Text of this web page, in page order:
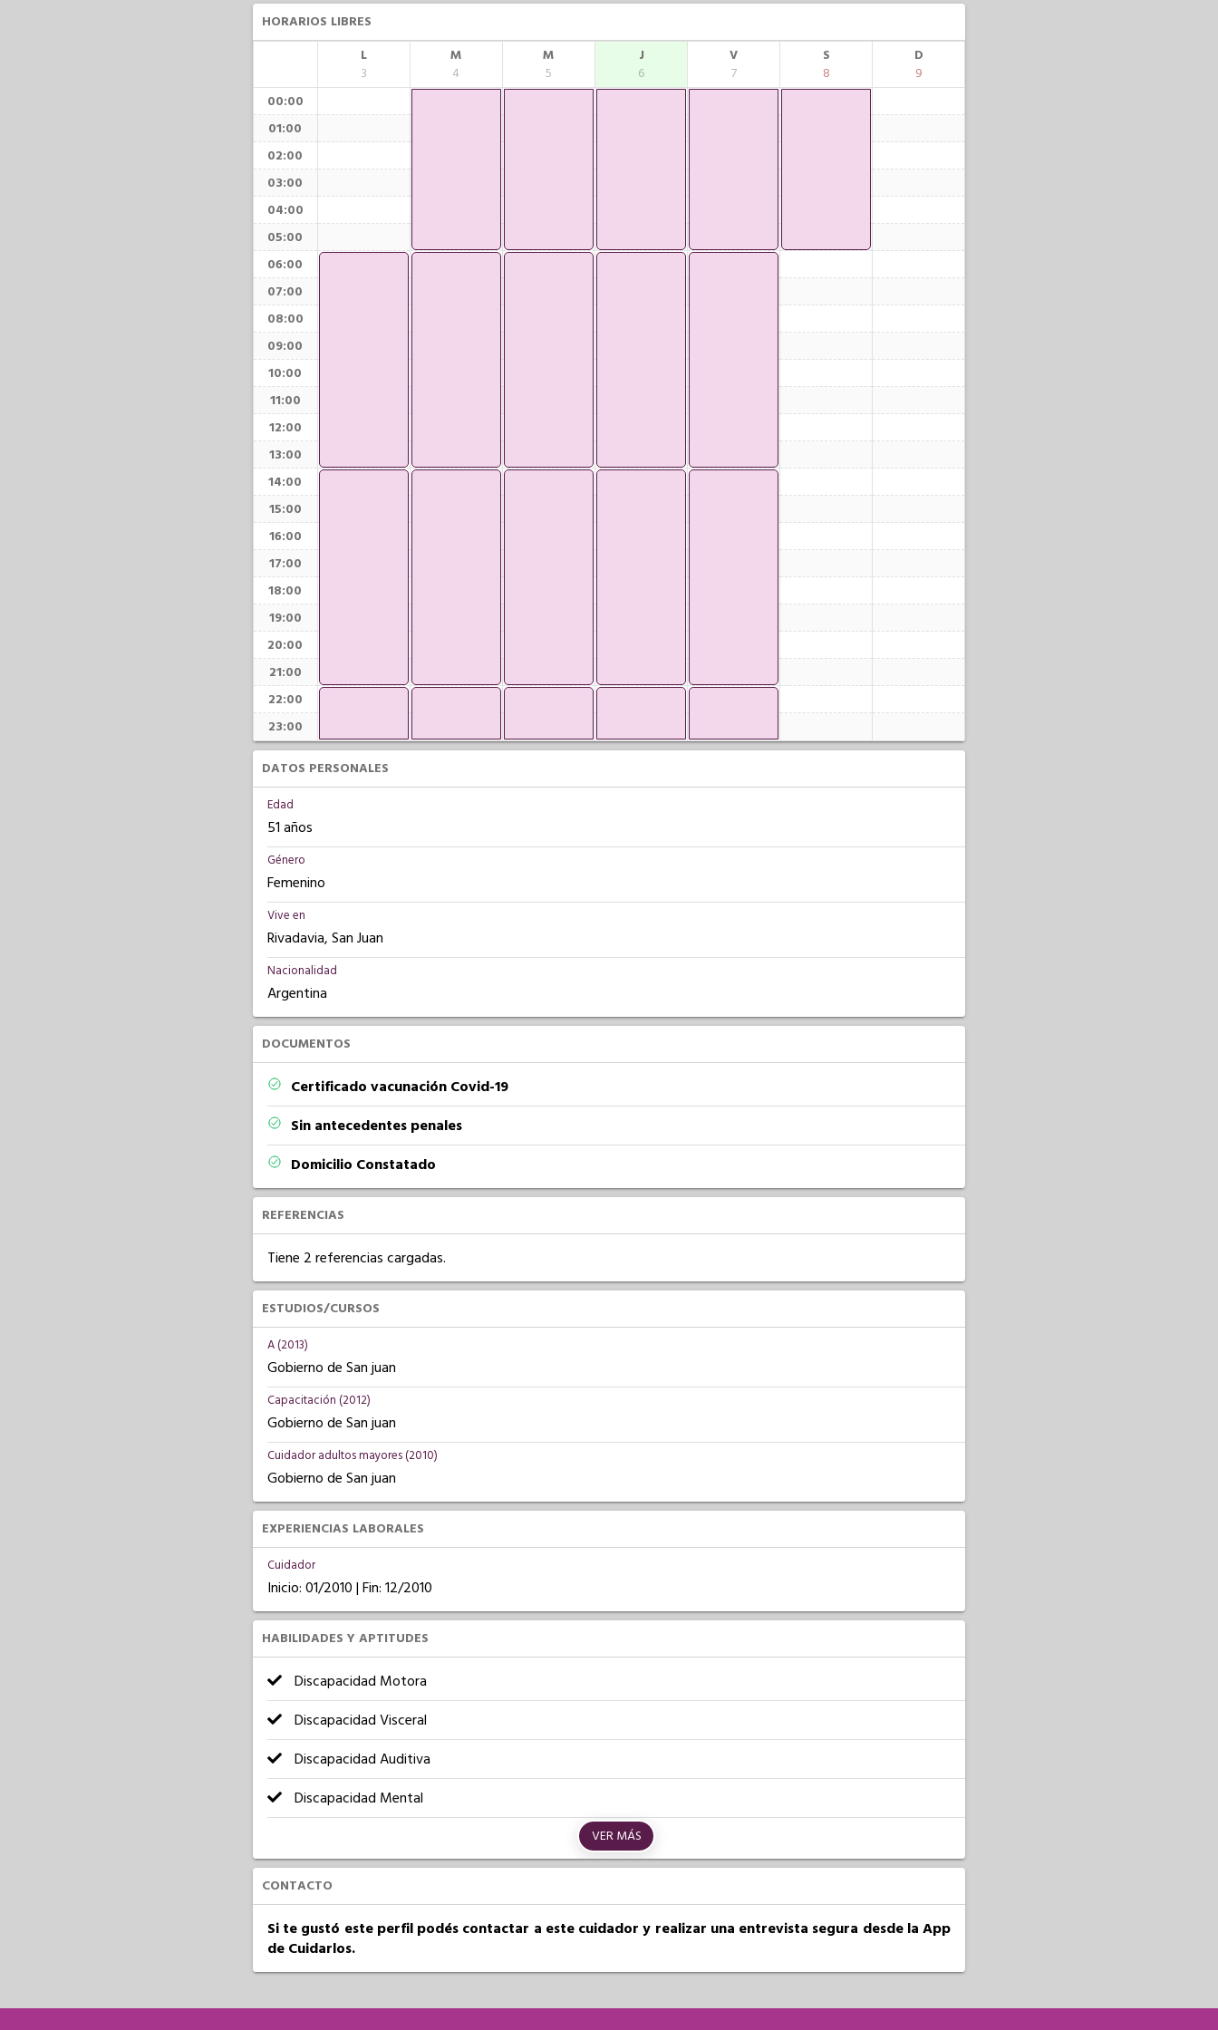
HORARIOS LIBRES
L
3
M
4
M
5
J
6
V
7
S
8
D
9
00:00
01:00
02:00
03:00
04:00
05:00
06:00
07:00
08:00
09:00
10:00
11:00
12:00
13:00
14:00
15:00
16:00
17:00
18:00
19:00
20:00
21:00
22:00
23:00
DATOS PERSONALES
Edad
51 años
Género
Femenino
Vive en
Rivadavia, San Juan
Nacionalidad
Argentina
DOCUMENTOS
Certificado vacunación Covid-19
Sin antecedentes penales
Domicilio Constatado
REFERENCIAS
Tiene 2 referencias cargadas.
ESTUDIOS/CURSOS
A (2013)
Gobierno de San juan
Capacitación (2012)
Gobierno de San juan
Cuidador adultos mayores (2010)
Gobierno de San juan
EXPERIENCIAS LABORALES
Cuidador
Inicio: 01/2010 | Fin: 12/2010
HABILIDADES Y APTITUDES
Discapacidad Motora
Discapacidad Visceral
Discapacidad Auditiva
Discapacidad Mental
VER MÁS
CONTACTO
Si te gustó este perfil podés contactar a este cuidador y realizar una entrevista segura desde la App
de Cuidarlos.